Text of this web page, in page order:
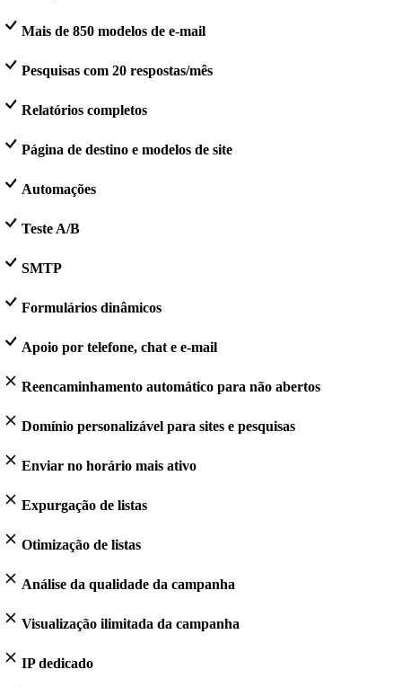
Mais de 850 modelos de e-mail
Pesquisas com 20 respostas/mês
Relatórios completos
Página de destino e modelos de site
Automações
Teste A/B
SMTP
Formulários dinâmicos
Apoio por telefone, chat e e-mail
Reencaminhamento automático para não abertos
Domínio personalizável para sites e pesquisas
Enviar no horário mais ativo
Expurgação de listas
Otimização de listas
Análise da qualidade da campanha
Visualização ilimitada da campanha
IP dedicado